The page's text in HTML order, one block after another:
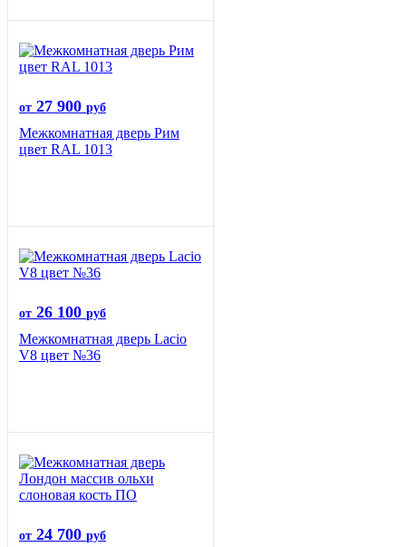
от 27 900 руб
Межкомнатная дверь Рим
цвет RAL 1013
от 26 100 руб
Межкомнатная дверь Lacio
V8 цвет №36
от 24 700 руб